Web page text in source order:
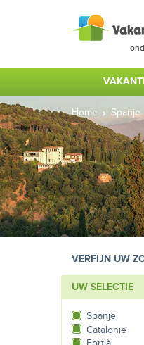
Home Spanje
VERFIJN UW
UW SELECTIE
Spanje
Catalonië